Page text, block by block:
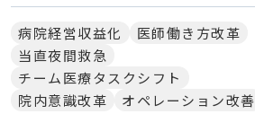
病院経営収益化
医師働き方改革
当直夜間救急
チーム医療タスクシフト
院内意識改革
オペレーション改善